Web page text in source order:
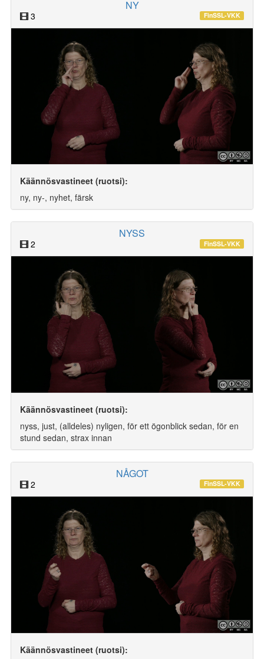
NY
3 FinSSL-VKK
Käännösvastineet (ruotsi):
ny, ny-, nyhet, färsk
NYSS
2 FinSSL-VKK
Käännösvastineet (ruotsi):
nyss, just, (alldeles) nyligen, för ett ögonblick sedan, för en
stund sedan, strax innan
NÅGOT
2 FinSSL-VKK
Käännösvastineet (ruotsi):